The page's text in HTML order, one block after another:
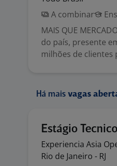
A combinar
MAIS QUE
do país, presente
milhões de clientes
Há mais vagas
Estágio
Experiencia Asia
Rio de Janeiro - RJ